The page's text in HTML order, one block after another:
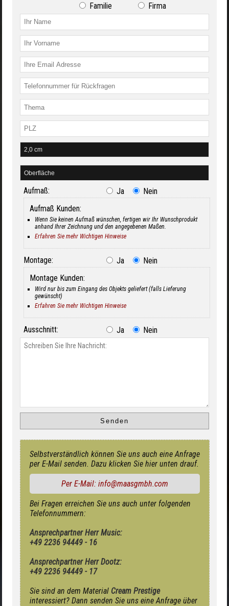
Familie
Firma
Aufmaß: Ja
Nein
Aufmaß Kunden:
Wenn Sie keinen Aufmaß wünschen, fertigen wir Ihr Wunschprodukt
anhand Ihrer Zeichnung und den angegebenen Maßen.
Erfahren Sie mehr Wichtigen Hinweise
Montage: Ja
Nein
Montage Kunden:
Wird nur bis zum Eingang des Objekts geliefert (falls Lieferung
gewünscht)
Erfahren Sie mehr Wichtigen Hinweise
Ausschnitt: Ja Nein
Selbstverständlich können Sie uns auch eine Anfrage
per E-Mail senden. Dazu klicken Sie hier unten drauf.
Per E-Mail: info@maasgmbh.com
Bei Fragen erreichen Sie uns auch unter folgenden
Telefonnummern:
Ansprechpartner Herr Music:
+49 2236 94449 - 16
Ansprechpartner Herr Dootz:
+49 2236 94449 - 17
Sie sind an dem Material Cream Prestige
interessiert? Dann senden Sie uns eine Anfrage über